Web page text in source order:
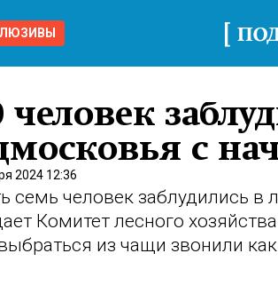
человек
с
2024 12:36
семь человек заблудились в
Комитет лесного
из чащи звонили